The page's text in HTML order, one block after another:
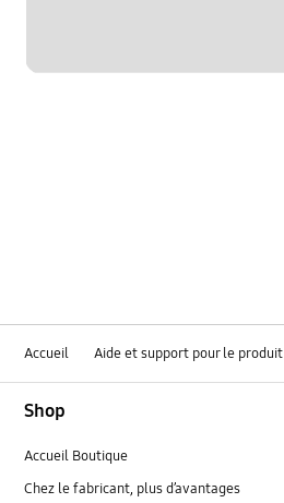
Accueil Aide et support pour le produit
Shop
Accueil Boutique
Chez le fabricant, plus d’avantages